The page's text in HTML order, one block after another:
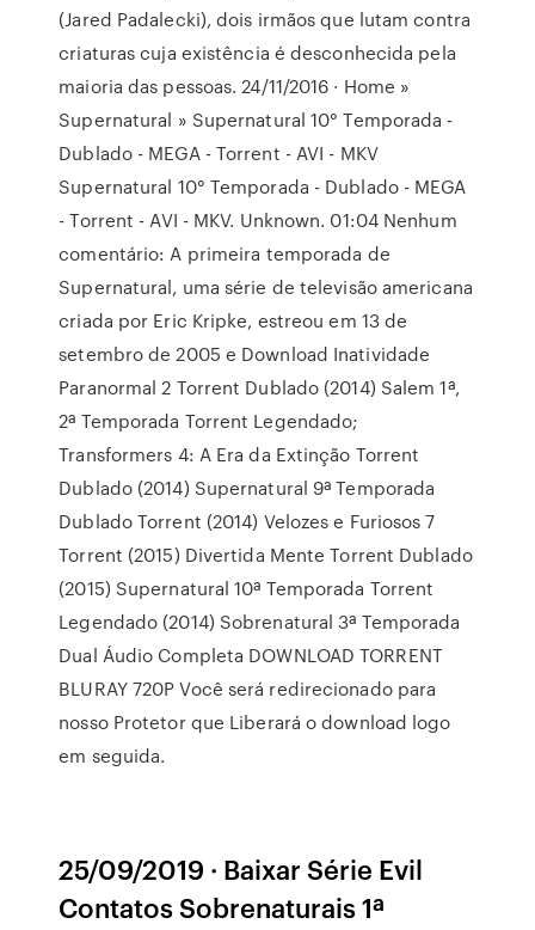
(Jared Padalecki), dois irmãos que lutam contra
criaturas cuja existência é desconhecida pela
maioria das pessoas. 24/11/2016 · Home »
Supernatural » Supernatural 10° Temporada -
Dublado - MEGA - Torrent - AVI - MKV
Supernatural 10° Temporada - Dublado - MEGA
- Torrent - AVI - MKV. Unknown. 01:04 Nenhum
comentário: A primeira temporada de
Supernatural, uma série de televisão americana
criada por Eric Kripke, estreou em 13 de
setembro de 2005 e Download Inatividade
Paranormal 2 Torrent Dublado (2014) Salem 1ª,
2ª Temporada Torrent Legendado;
Transformers 4: A Era da Extinção Torrent
Dublado (2014) Supernatural 9ª Temporada
Dublado Torrent (2014) Velozes e Furiosos 7
Torrent (2015) Divertida Mente Torrent Dublado
(2015) Supernatural 10ª Temporada Torrent
Legendado (2014) Sobrenatural 3ª Temporada
Dual Áudio Completa DOWNLOAD TORRENT
BLURAY 720P Você será redirecionado para
nosso Protetor que Liberará o download logo
em seguida.
25/09/2019 · Baixar Série Evil
Contatos Sobrenaturais 1ª